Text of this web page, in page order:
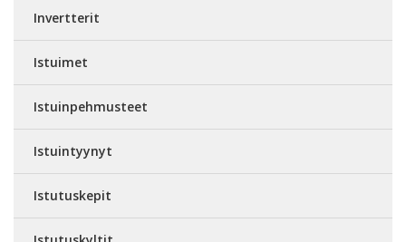
Invertterit
Istuimet
Istuinpehmusteet
Istuintyynyt
Istutuskepit